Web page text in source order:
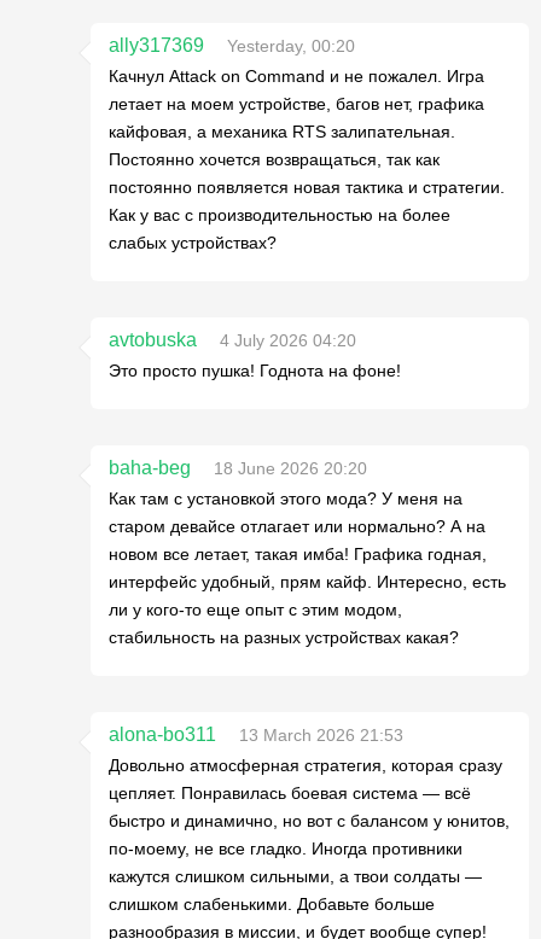
ally317369
Yesterday, 00:20
Качнул Attack on Command и не пожалел. Игра
летает на моем устройстве, багов нет, графика
кайфовая, а механика RTS залипательная.
Постоянно хочется возвращаться, так как
постоянно появляется новая тактика и стратегии.
Как у вас с производительностью на более
слабых устройствах?
avtobuska
4 July 2026 04:20
Это просто пушка! Годнота на фоне!
baha-beg
18 June 2026 20:20
Как там с установкой этого мода? У меня на
старом девайсе отлагает или нормально? А на
новом все летает, такая имба! Графика годная,
интерфейс удобный, прям кайф. Интересно, есть
ли у кого-то еще опыт с этим модом,
стабильность на разных устройствах какая?
alona-bo311
13 March 2026 21:53
Довольно атмосферная стратегия, которая сразу
цепляет. Понравилась боевая система — всё
быстро и динамично, но вот с балансом у юнитов,
по-моему, не все гладко. Иногда противники
кажутся слишком сильными, а твои солдаты —
слишком слабенькими. Добавьте больше
разнообразия в миссии, и будет вообще супер!